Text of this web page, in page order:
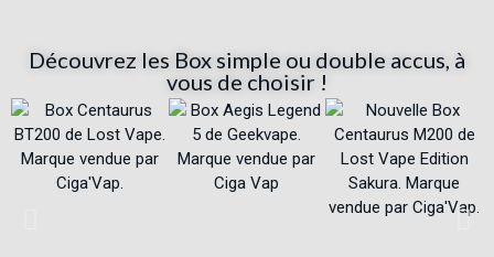
Découvrez les Box simple ou double accus, à
vous de choisir !